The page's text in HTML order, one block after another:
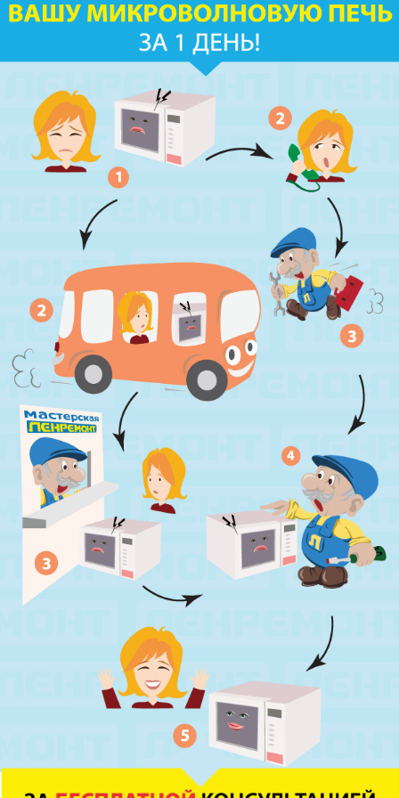
пр. Науки, д.8, к.1
м. Озерки, м. Пр. Просвещения
пр. Луначарского, д.56, к.1
м. Автово
пр. Маршала Жукова, д.35, к.3
м. Елизаровская
пр. Елизарова, д.36
м. Международная
ул. Белы Куна, д.20, к.1
м. Пионерская
пр. Испытателей, д.11, к.1
м. Гражданский пр.
ул. Ушинского, д.25, к.1
м. Звёздная
ул. Звёздная, д.5, к.1 (вход с улицы)
м. Парк Победы, м. Московская
ул. Фрунзе, д.3
м. Пр. Большевиков
пр. Пятилеток, д.14, к.1
м. Выборгская
ул. Минеральная, д.13Ц
пр. Косыгина, д.28, к.1